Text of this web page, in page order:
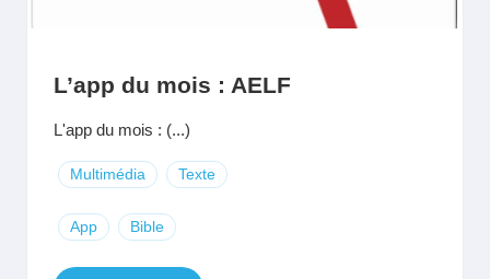
L’app du mois : AELF
L'app du mois : (...)
Multimédia Texte
App Bible